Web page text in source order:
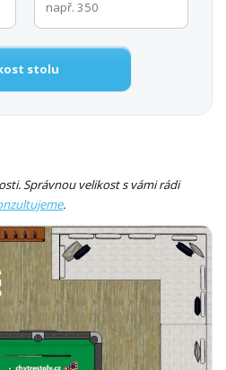
stolu
Správnou velikost s vámi rádi
.